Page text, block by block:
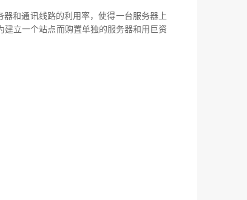
和通讯线路的利用率，使得一台服务器上
立一个站点而购置单独的服务器和用巨资